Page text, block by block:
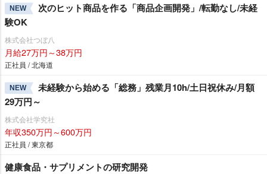
NEW
次のヒット商品を作る「商品企画開発」/転勤なし/未経
験OK
株式会社つぼ八
月給27万円～38万円
正社員 / 北海道
NEW
未経験から始める「総務」残業月10h/土日祝休み/月額
29万円～
株式会社学究社
年収350万円～600万円
正社員 / 東京都
健康食品・サプリメントの研究開発